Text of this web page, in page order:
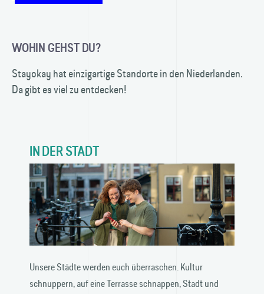
WOHIN GEHST DU?
Stayokay hat einzigartige Standorte in den Niederlanden.
Da gibt es viel zu entdecken!
IN DER STADT
Unsere Städte werden euch überraschen. Kultur
schnuppern, auf eine Terrasse schnappen, Stadt und